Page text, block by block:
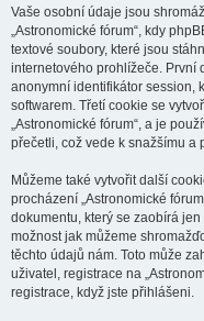
Vaše osobní údaje jsou
„Astronomické fórum“, kdy
textové soubory, které jsou
internetového prohlížeče. První
anonymní identifikátor session,
softwarem. Třetí cookie se
„Astronomické fórum“, a je
přečetli, což vede k snažšímu
Můžeme také vytvořit další
procházení „Astronomické
dokumentu, který se zaobírá
možnost jak můžeme
těchto údajů nám. Toto může
uživatel, registrace na
registrace, když jste přihlášeni.